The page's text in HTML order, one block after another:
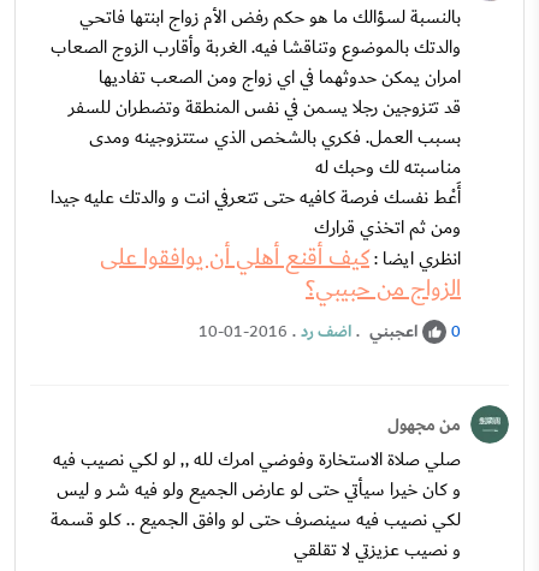
بالنسبة لسؤالك ما هو حكم رفض الأم زواج ابنتها فاتحي
والدتك بالموضوع وتناقشا فيه. الغربة وأقارب الزوج الصعاب
امران يمكن حدوثهما في اي زواج ومن الصعب تفاديها
قد تتزوجين رجلا يسمن في نفس المنطقة وتضطران للسفر
بسبب العمل. فكري بالشخص الذي ستتزوجينه ومدى
مناسبته لك وحبك له
أَعْط نفسك فرصة كافيه حتى تتعرفي انت و والدتك عليه جيدا
ومن ثم اتخذي قرارك
انظري ايضا :كيف أقنع أهلي أن يوافقوا على
الزواج من حبيبي؟
0 اعجبني .اضف رد.
10-01-2016
من مجهول
صلي صلاة الاستخارة وفوضي امرك لله ,, لو لكي نصيب فيه
و كان خيرا سيأتي حتى لو عارض الجميع ولو فيه شر و ليس
لكي نصيب فيه سينصرف حتى لو وافق الجميع .. كلو قسمة
و نصيب عزيزتي لا تقلقي